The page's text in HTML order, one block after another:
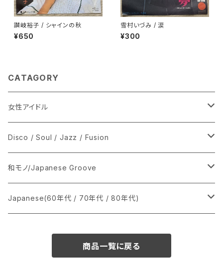
讃岐裕子 / シャインの秋
¥650
雪村いづみ / 涙
¥300
CATAGORY
女性アイドル
シングル盤
あ行
か行
LP
CD
Disco / Soul / Jazz / Fusion
シングル盤
A
12インチ・シングル
和モノ/Japanese Groove
シングル盤
Japanese(60年代 / 70年代 / 80年代)
商品一覧に戻る